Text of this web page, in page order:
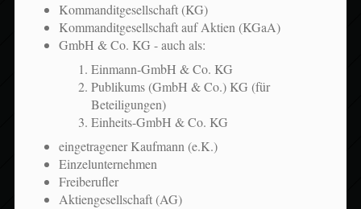
Kommanditgesellschaft (KG)
Kommanditgesellschaft auf Aktien (KGaA)
GmbH & Co. KG - auch als:
Einmann-GmbH & Co. KG
Publikums (GmbH & Co.) KG (für
Beteiligungen)
Einheits-GmbH & Co. KG
eingetragener Kaufmann (e.K.)
Einzelunternehmen
Freiberufler
Aktiengesellschaft (AG)